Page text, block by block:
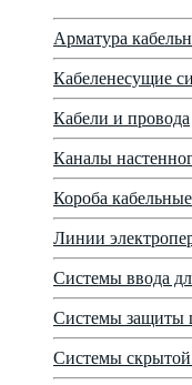
Арматура
Кабеленесущие
Кабели и провода
Каналы
Короба кабельные
Линии
Системы ввода
Системы защиты
Системы